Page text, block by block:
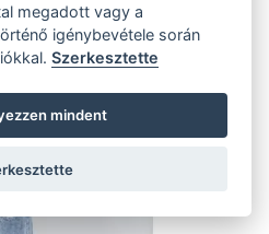
megadott vagy a
igénybevétele során
Szerkesztette
mindent